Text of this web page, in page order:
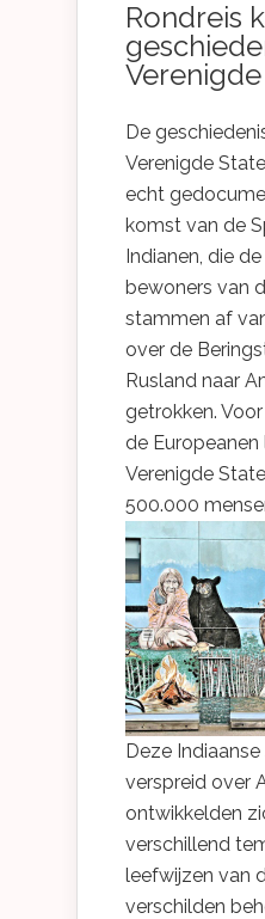
Rondreis
De
Verenigde
echt
komst van de
Indianen, die
bewoners van
stammen af
over de
Rusland naar
getrokken.
de
Verenigde
500.000
Deze
verspreid over
ontwikkelden
verschillend
leefwijzen van
verschilden